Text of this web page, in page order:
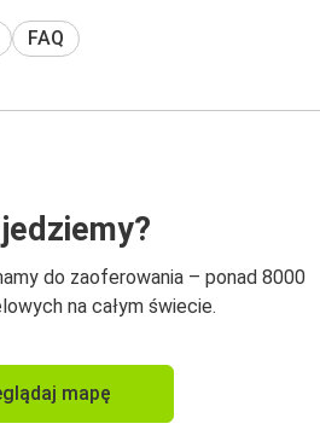
FAQ
do zaoferowania – ponad 8000
na całym świecie.
mapę